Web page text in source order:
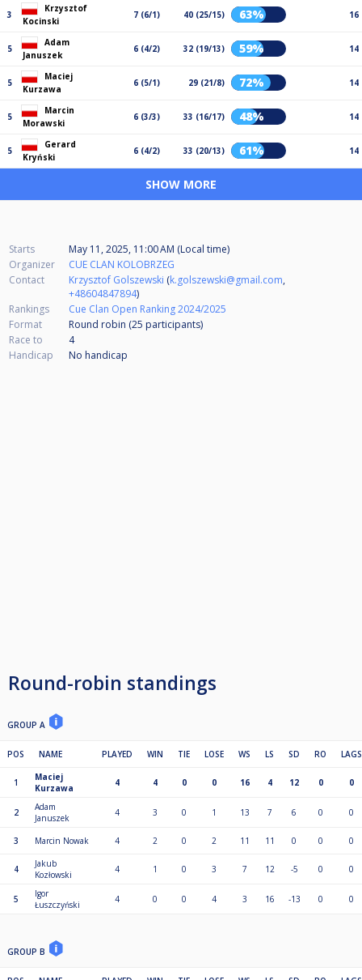
3
Krzysztof
Kocinski
7 (6/1) 40 (25/15) 63% 16
5
Adam
Januszek
6 (4/2) 32 (19/13) 59% 14
5
Maciej
Kurzawa
6 (5/1) 29 (21/8) 72% 14
5
Marcin
Morawski
6 (3/3) 33 (16/17) 48% 14
5
Gerard
Kryński
6 (4/2) 33 (20/13) 61% 14
SHOW MORE
Starts
May 11, 2025, 11:00 AM (Local time)
Organizer
CUE CLAN KOLOBRZEG
Contact
Krzysztof Golszewski (k.golszewski@gmail.com,
+48604847894)
Rankings
Cue Clan Open Ranking 2024/2025
Format
Round robin (25 participants)
Race to
4
Handicap
No handicap
Round-robin standings
GROUP A
POS NAME PLAYED WIN TIE LOSE WS LS SD RO LAGS
1
Maciej
Kurzawa
4 4 0 0 16 4 12 0 0
2
Adam
Januszek
4 3 0 1 13 7 6 0 0
3 Marcin Nowak 4 2 0 2 11 11 0 0 0
4
Jakub
Kozłowski
4 1 0 3 7 12 -5 0 0
5
Igor
Łuszczyński
4 0 0 4 3 16 -13 0 0
GROUP B